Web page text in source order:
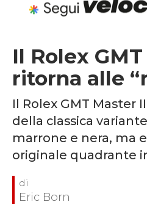
Il Rolex
ritorna alle
Il Rolex GMT Master
della classica
marrone e nera, ma
originale quadrante
Eric Born